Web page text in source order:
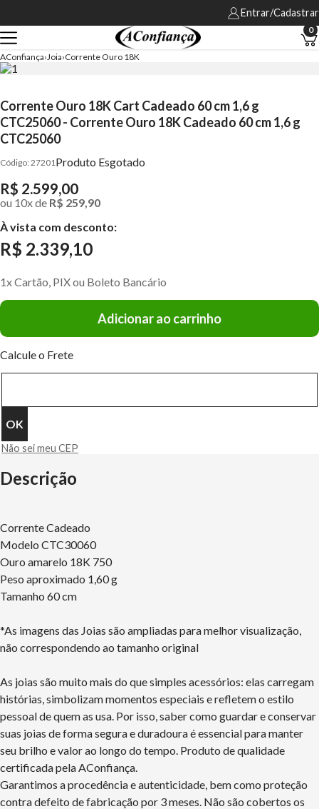
Entrar/Cadastrar
0
AConfiança Joia Corrente Ouro 18K
Corrente Ouro 18K Cart Cadeado 60 cm 1,6 g
CTC25060 - Corrente Ouro 18K Cadeado 60 cm 1,6 g
CTC25060
27201 Produto Esgotado
R$ 2.599,00
ou 10xde R$ 259,90
À vista com desconto:
R$ 2.339,10
1x Cartão, PIX ou Boleto Bancário
Adicionar ao carrinho
Calcule o Frete
Não sei meu CEP
Descrição
Corrente Cadeado
Modelo CTC30060
Ouro amarelo 18K 750
Peso aproximado 1,60 g
Tamanho 60 cm
*As imagens das Joias são ampliadas para melhor visualização,
não correspondendo ao tamanho original
As joias são muito mais do que simples acessórios: elas carregam
histórias, simbolizam momentos especiais e refletem o estilo
pessoal de quem as usa. Por isso, saber como guardar e conservar
suas joias de forma segura e duradoura é essencial para manter
seu brilho e valor ao longo do tempo. Produto de qualidade
certificada pela AConfiança.
Garantimos a procedência e autenticidade, bem como proteção
contra defeito de fabricação por 3 meses. Não são cobertos os